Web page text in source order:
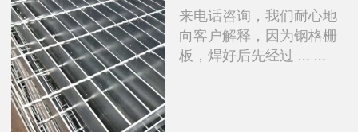
来电话咨询，我们耐心地
向客户解释，因为钢格栅
板，焊好后先经过 ... ...